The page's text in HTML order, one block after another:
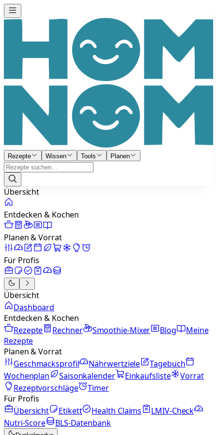
Rezepte Wissen Tools Planen
Übersicht
Entdecken & Kochen
Planen & Vorrat
Für Profis
Übersicht
Dashboard
Entdecken & Kochen
Rezepte
Rechner Smoothie-Mixer Blog
Meine
Rezepte
Planen & Vorrat
Geschmacksprofil
Nährwertziele
Tagebuch
Wochenplan
Saisonkalender Einkaufsliste
Vorrat
Rezeptvorschläge
Timer
Für Profis
Übersicht
Etikett Health Claims
LMIV-Check
Nutri-Score
BLS-Datenbank